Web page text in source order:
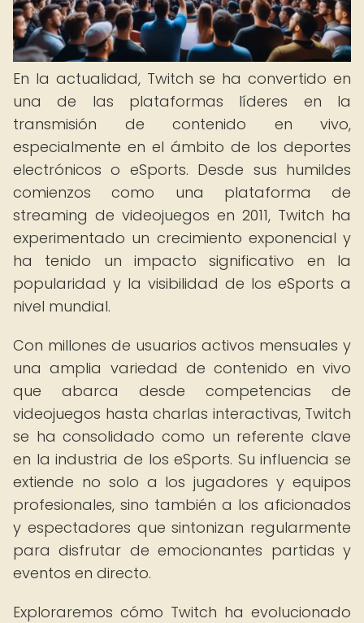
En la actualidad, Twitch se ha convertido en
una de las plataformas líderes en la
transmisión de contenido en vivo,
especialmente en el ámbito de los deportes
electrónicos o eSports. Desde sus humildes
comienzos como una plataforma de
streaming de videojuegos en 2011, Twitch ha
experimentado un crecimiento exponencial y
ha tenido un impacto significativo en la
popularidad y la visibilidad de los eSports a
nivel mundial.
Con millones de usuarios activos mensuales y
una amplia variedad de contenido en vivo
que abarca desde competencias de
videojuegos hasta charlas interactivas, Twitch
se ha consolidado como un referente clave
en la industria de los eSports. Su influencia se
extiende no solo a los jugadores y equipos
profesionales, sino también a los aficionados
y espectadores que sintonizan regularmente
para disfrutar de emocionantes partidas y
eventos en directo.
Exploraremos cómo Twitch ha evolucionado